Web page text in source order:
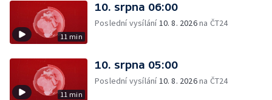
11 min
10. srpna 06:00
Poslední vysílání10. 8. 2026na ČT24
11 min
10. srpna 05:00
Poslední vysílání10. 8. 2026na ČT24